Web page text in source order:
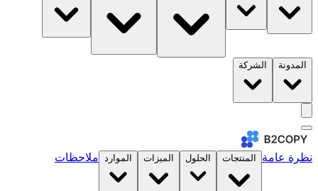
المدونة الشركة
نظرة عامة المنتجات الحلول الميزات الموارد ملاحظات